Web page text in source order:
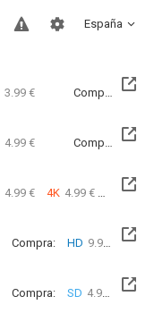
España
3.99 € Compra: SD
4.99 € Compra: SD
4.99 € 4K 4.99 €
Compra: HD 9.99 €
Compra: SD 4.99 € HD